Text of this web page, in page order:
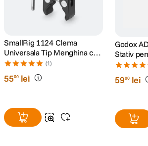
ulanzi
9. insta 360
10 . godox
SmallRig 1124 Clema
Universala Tip Menghina cu
Cap Bila
(1)
5500 lei
Godox
Stativ
AD200/
5900 lei